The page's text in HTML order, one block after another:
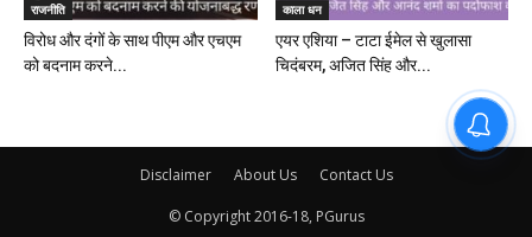
राजनीति
विरोध और दंगों के साथ पीएम और एचएम
को बदनाम करने...
काला धन
एयर एशिया – टाटा ईमेल से खुलासा
चिदंबरम, अजित सिंह और...
Disclaimer About Us Contact Us
© Copyright 2016-18, PGurus